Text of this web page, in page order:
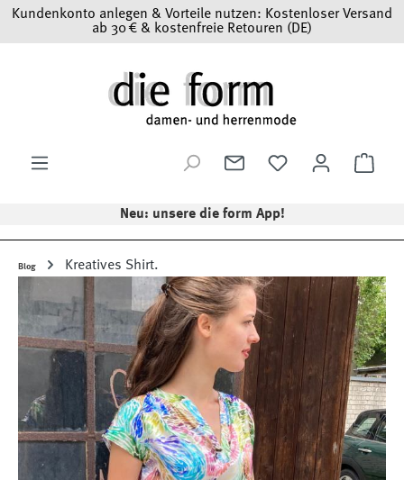
Zum Hauptinhalt springen
Kundenkonto anlegen & Vorteile nutzen: Kostenloser Versand
ab 30 € & kostenfreie Retouren (DE)
Neu: unsere die form App!
Blog Kreatives Shirt.